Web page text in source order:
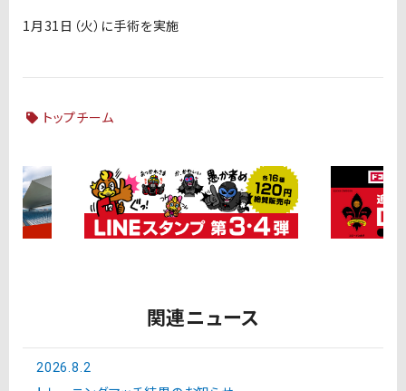
1月31日（火）に手術を実施
トップチーム
関連ニュース
2026.8.2